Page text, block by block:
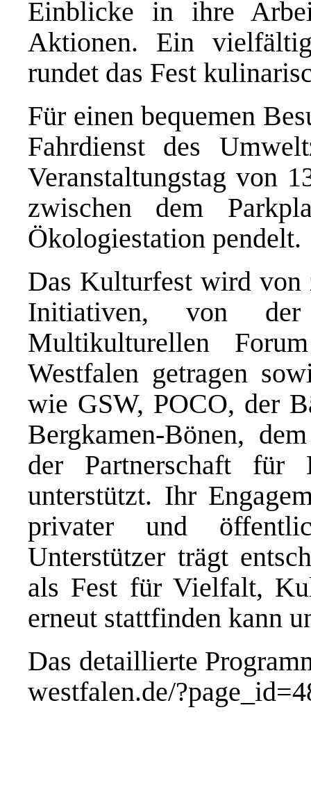
Einblicke in ihre
Aktionen. Ein
rundet das Fest
Für einen bequemen
Fahrdienst des
Veranstaltungstag von
zwischen dem
Ökologiestation pendelt.
Das Kulturfest wird von
Initiativen, von
Multikulturellen
Westfalen getragen
wie GSW, POCO, der
Bergkamen-Bönen,
der Partnerschaft für
unterstützt. Ihr
privater und
Unterstützer trägt
als Fest für Vielfalt,
erneut stattfinden kann
Das detaillierte
westfalen.de/